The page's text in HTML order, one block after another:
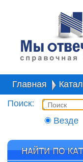
Главная
Поиск:
Везде